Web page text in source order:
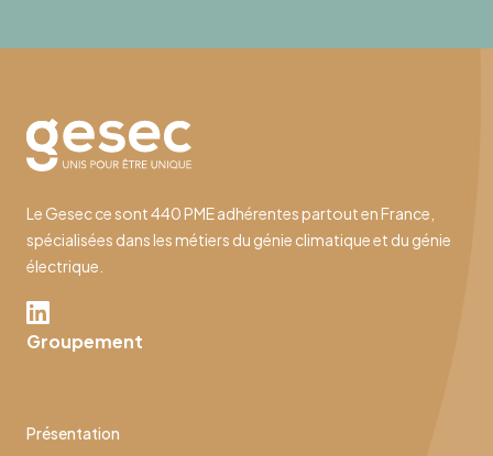
Le Gesec ce sont 440 PME adhérentes partout en France,
spécialisées dans les métiers du génie climatique et du génie
électrique.
Groupement
Présentation